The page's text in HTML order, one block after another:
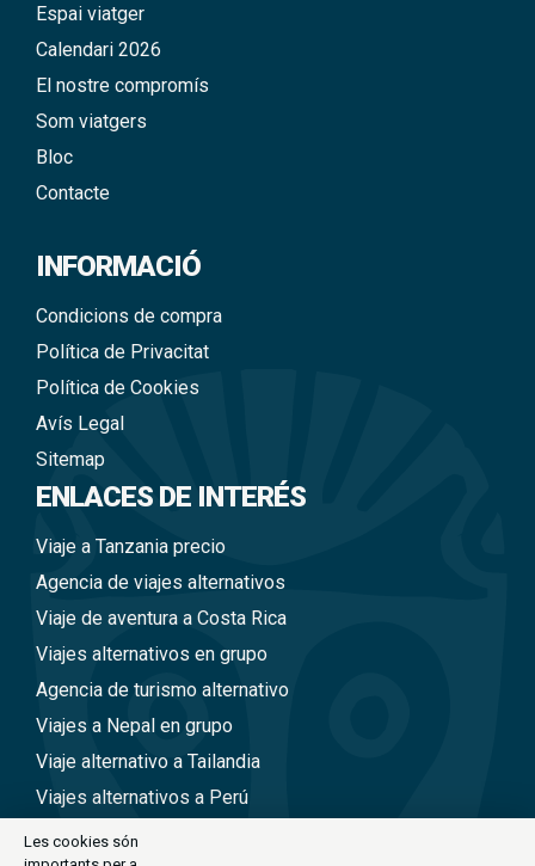
Espai viatger
Calendari 2026
El nostre compromís
Som viatgers
Bloc
Contacte
INFORMACIÓ
Condicions de compra
Política de Privacitat
Política de Cookies
Avís Legal
Sitemap
ENLACES DE INTERÉS
Viaje a Tanzania precio
Agencia de viajes alternativos
Viaje de aventura a Costa Rica
Viajes alternativos en grupo
Agencia de turismo alternativo
Viajes a Nepal en grupo
Viaje alternativo a Tailandia
Viajes alternativos a Perú
Viajes alternativos a Vietnam
Les cookies són